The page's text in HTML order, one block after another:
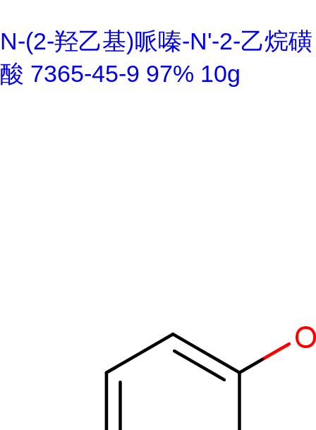
N-(2-羟乙基)哌嗪-N'-2-乙烷磺
酸 7365-45-9 97% 10g